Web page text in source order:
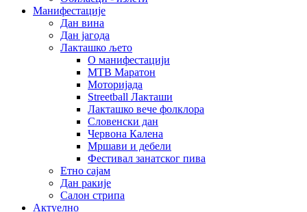
Манифестације
Дан вина
Дан јагода
Лакташко љето
О манифестацији
MTB Маратон
Моторијада
Streetball Лакташи
Лакташко вече фолклора
Словенски дан
Червона Калена
Мршави и дебели
Фестивал занатског пива
Етно сајам
Дан ракије
Салон стрипа
Актуелно